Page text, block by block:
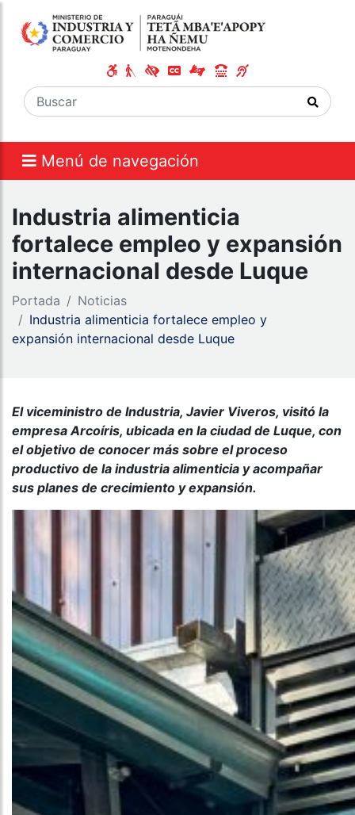
Menú de navegación
Industria alimenticia
fortalece empleo y expansión
internacional desde Luque
Portada
Noticias
Industria alimenticia fortalece empleo y
expansión internacional desde Luque
El viceministro de Industria, Javier Viveros, visitó la
empresa Arcoíris, ubicada en la ciudad de Luque, con
el objetivo de conocer más sobre el proceso
productivo de la industria alimenticia y acompañar
sus planes de crecimiento y expansión.